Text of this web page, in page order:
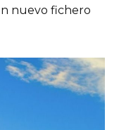
nuevo fichero